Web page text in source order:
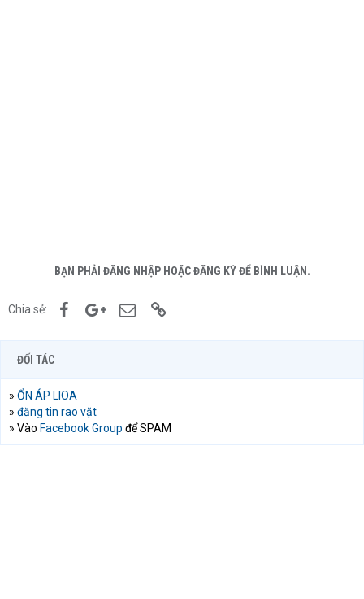
BẠN PHẢI ĐĂNG NHẬP HOẶC ĐĂNG KÝ ĐỂ BÌNH LUẬN.
Chia sẻ: FacebookGoogle+Email
ĐỐI TÁC
» ỔN ÁP LIOA
» đăng tin rao vặt
» Vào Facebook Group để SPAM